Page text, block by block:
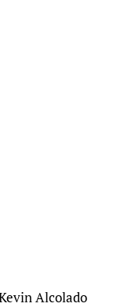
Alcolado